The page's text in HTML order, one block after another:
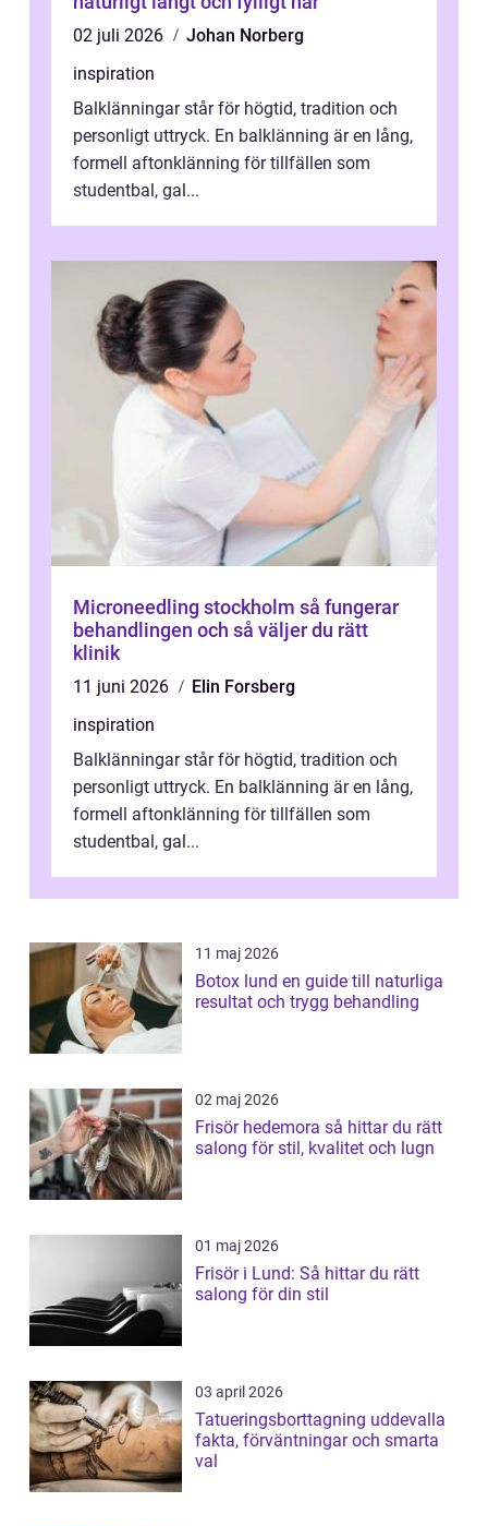
02 juli 2026
Johan Norberg
inspiration
Balklänningar står för högtid, tradition och
personligt uttryck. En balklänning är en lång,
formell aftonklänning för tillfällen som
studentbal, gal...
Microneedling stockholm så fungerar
behandlingen och så väljer du rätt
klinik
11 juni 2026
Elin Forsberg
inspiration
Balklänningar står för högtid, tradition och
personligt uttryck. En balklänning är en lång,
formell aftonklänning för tillfällen som
studentbal, gal...
11 maj 2026
Botox lund en guide till naturliga
resultat och trygg behandling
02 maj 2026
Frisör hedemora så hittar du rätt
salong för stil, kvalitet och lugn
01 maj 2026
Frisör i Lund: Så hittar du rätt
salong för din stil
03 april 2026
Tatueringsborttagning uddevalla
fakta, förväntningar och smarta
val